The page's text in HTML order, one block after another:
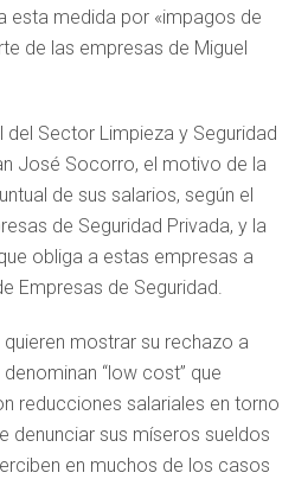
esta medida por «impagos de
de las empresas de Miguel
Sector Limpieza y Seguridad
José Socorro, el motivo de la
de sus salarios, según el
de Seguridad Privada, y la
obliga a estas empresas a
Empresas de Seguridad.
mostrar su rechazo a
“low cost” que
reducciones salariales en torno
denunciar sus míseros sueldos
en muchos de los casos